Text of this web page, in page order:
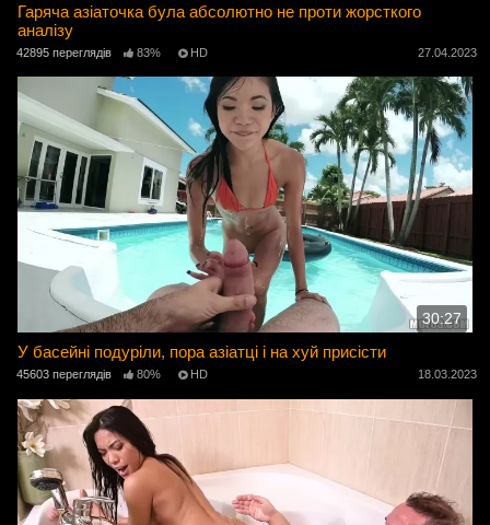
Гаряча азіаточка була абсолютно не проти жорсткого
аналізу
42895 переглядів 83% HD 27.04.2023
30:27
У басейні подуріли, пора азіатці і на хуй присісти
45603 переглядів 80% HD 18.03.2023